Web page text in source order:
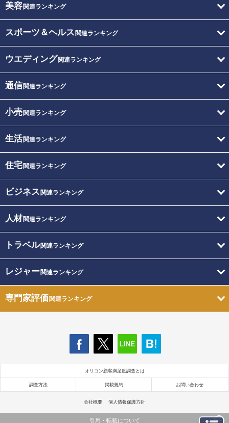
美容関連ランキング
スポーツ＆ヘルス 関連ランキング
ウエディング関連ランキング
通信関連ランキング
小売関連ランキング
生活関連ランキング
住宅関連ランキング
ビジネス 関連ランキング
人材関連ランキング
トラベル関連ランキング
レジャー関連ランキング
専門家評価関連ランキング
オリコン顧客満足度調査とは
調査方法 掲載規約 お問い合わせ
会社概要 個人情報保護方針
引用・転載について